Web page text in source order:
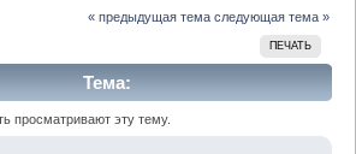
« предыдущая тема следующая тема »
ПЕЧАТЬ
Тема:
январь (Прочитано 38665 раз)
просматривают эту тему.